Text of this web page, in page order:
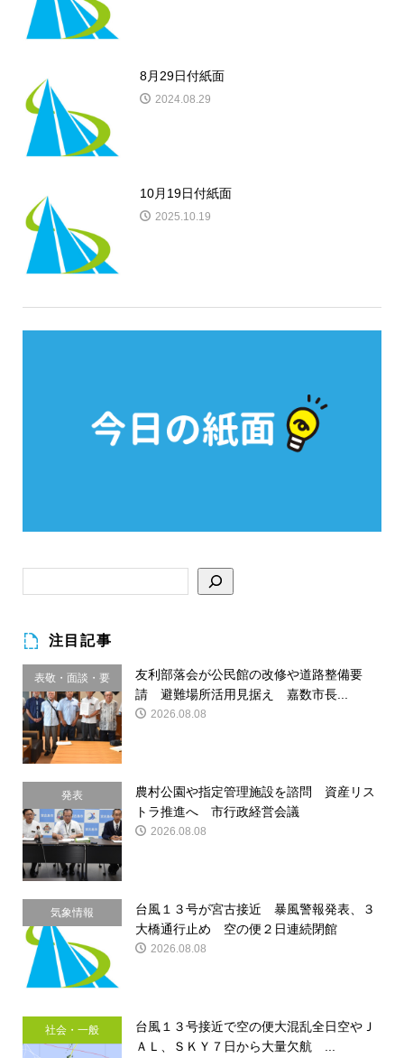
8月29日付紙面
2024.08.29
10月19日付紙面
2025.10.19
注目記事
表敬・面談・要
請
友利部落会が公民館の改修や道路整備要
請 避難場所活用見据え 嘉数市長...
2026.08.08
発表
農村公園や指定管理施設を諮問 資産リス
トラ推進へ 市行政経営会議
2026.08.08
気象情報
台風１３号が宮古接近 暴風警報発表、３
大橋通行止め 空の便２日連続閉館
2026.08.08
社会・一般
台風１３号接近で空の便大混乱全日空やＪ
ＡＬ、ＳＫＹ７日から大量欠航 ...